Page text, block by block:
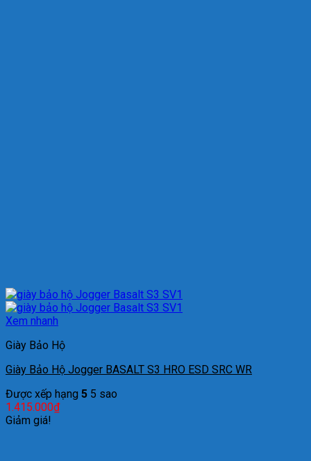
Xem nhanh
Giày Bảo Hộ
Giày Bảo Hộ Jogger BASALT S3 HRO ESD SRC WR
Được xếp hạng 5 5 sao
1.415.000₫
Giảm giá!